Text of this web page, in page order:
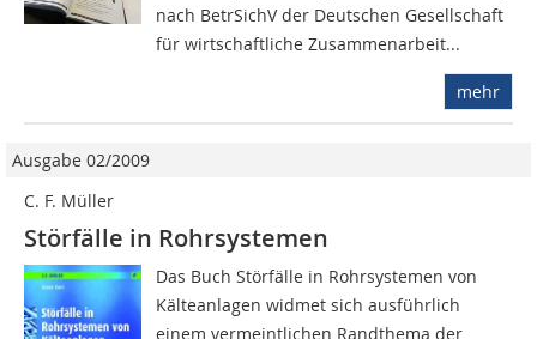
nach BetrSichV der Deutschen Gesellschaft
für wirtschaftliche Zusammenarbeit...
mehr
Ausgabe 02/2009
C. F. Müller
Störfälle in Rohrsystemen
Das Buch Störfälle in Rohrsyste­men von
Kälteanlagen widmet sich ausführlich
einem vermeintlichen Randthema der